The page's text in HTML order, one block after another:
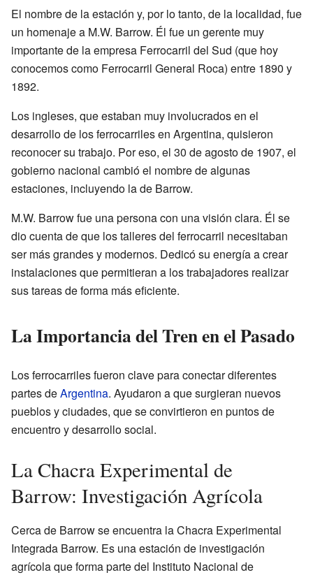
El nombre de la estación y, por lo tanto, de la localidad, fue
un homenaje a M.W. Barrow. Él fue un gerente muy
importante de la empresa Ferrocarril del Sud (que hoy
conocemos como Ferrocarril General Roca) entre 1890 y
1892.
Los ingleses, que estaban muy involucrados en el
desarrollo de los ferrocarriles en Argentina, quisieron
reconocer su trabajo. Por eso, el 30 de agosto de 1907, el
gobierno nacional cambió el nombre de algunas
estaciones, incluyendo la de Barrow.
M.W. Barrow fue una persona con una visión clara. Él se
dio cuenta de que los talleres del ferrocarril necesitaban
ser más grandes y modernos. Dedicó su energía a crear
instalaciones que permitieran a los trabajadores realizar
sus tareas de forma más eficiente.
La Importancia del Tren en el Pasado
Los ferrocarriles fueron clave para conectar diferentes
partes deArgentina. Ayudaron a que surgieran nuevos
pueblos y ciudades, que se convirtieron en puntos de
encuentro y desarrollo social.
La Chacra Experimental de
Barrow: Investigación Agrícola
Cerca de Barrow se encuentra la Chacra Experimental
Integrada Barrow. Es una estación de investigación
agrícola que forma parte del Instituto Nacional de